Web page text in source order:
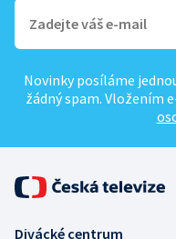
Novinky posíláme
žádný spam. Vložením